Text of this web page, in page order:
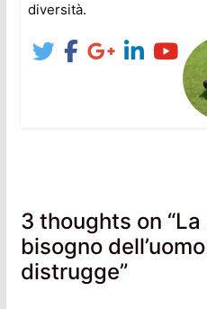
diversità.
3 thoughts on “La
bisogno
distrugge”